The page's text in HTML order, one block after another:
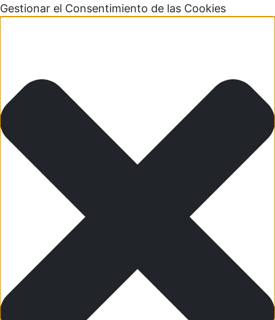
Gestionar el Consentimiento de las Cookies